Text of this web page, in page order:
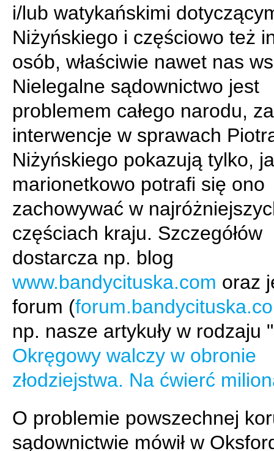
i/lub watykańskimi
Niżyńskiego i częściowo też
osób, właściwie nawet nas
Nielegalne sądownictwo jest
problemem całego narodu,
interwencje w sprawach
Niżyńskiego pokazują tylko,
marionetkowo potrafi się ono
zachowywać w
częściach kraju. Szczegółów
dostarcza np. blog
www.bandycituska.com oraz
forum (
np. nasze artykuły w rodzaju "
Okręgowy walczy w obronie
złodziejstwa. Na ćwierć
O problemie powszechnej
sądownictwie mówił w